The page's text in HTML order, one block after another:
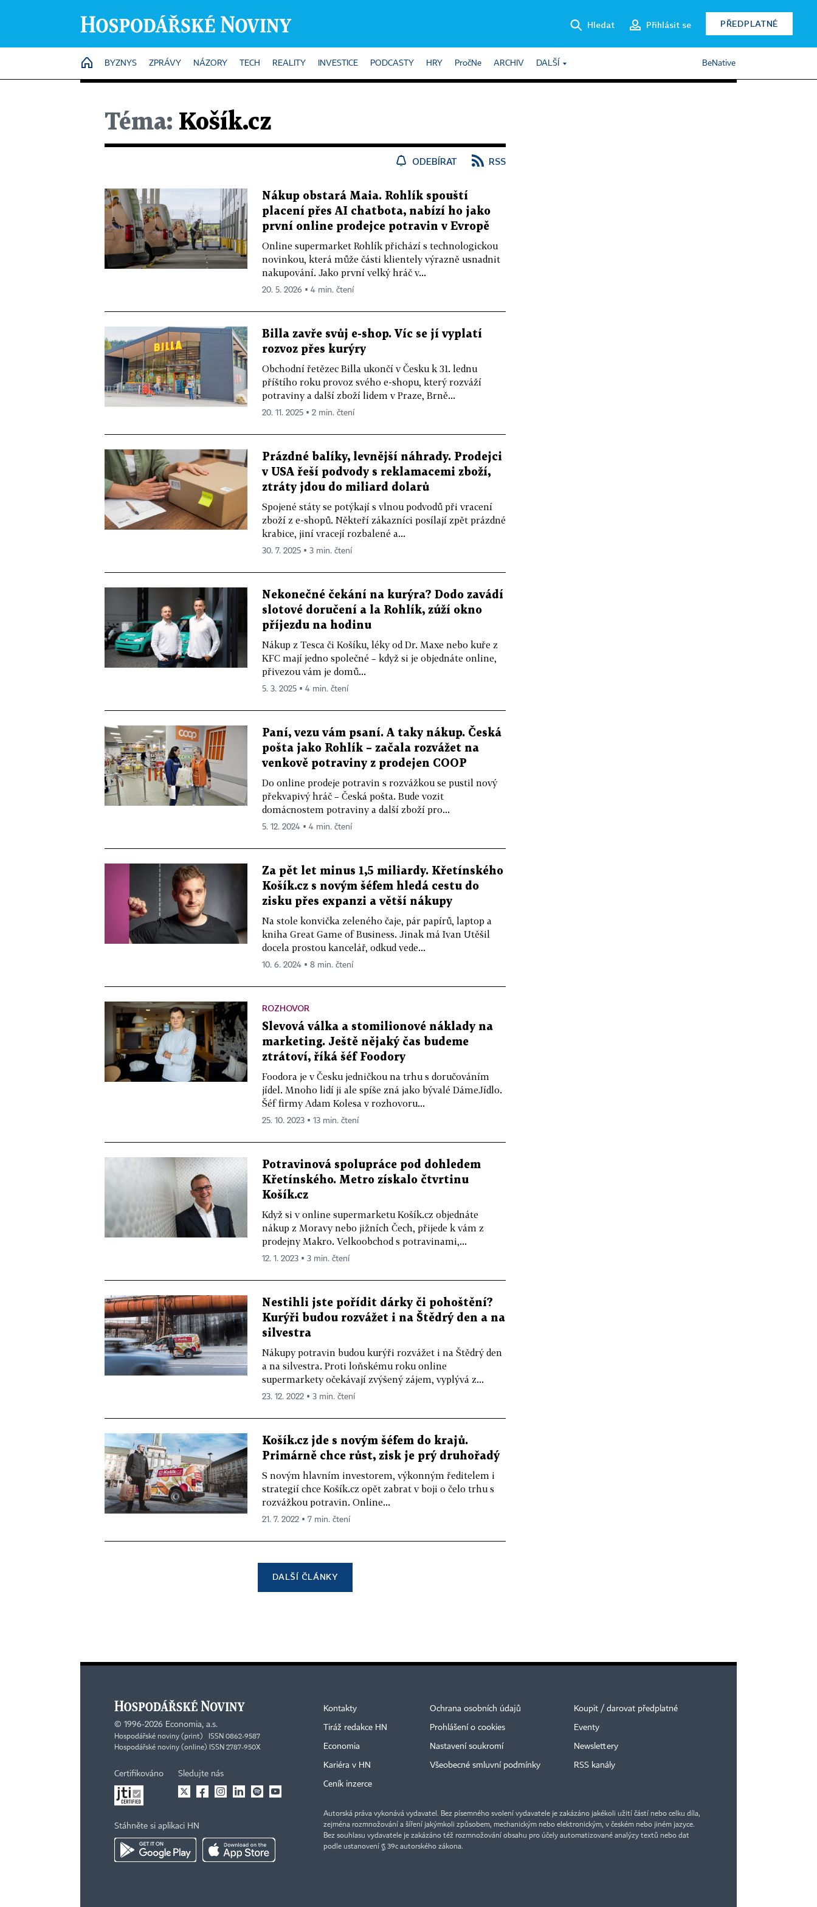
Hledat Přihlásit se PŘEDPLATNÉ
HOME
BYZNYS ZPRÁVY NÁZORY TECH REALITY INVESTICE PODCASTY HRY PročNe ARCHIV DALŠÍ BeNative
Téma: Košík.cz
ODEBÍRAT RSS
Nákup obstará Maia. Rohlík spouští
placení přes AI chatbota, nabízí ho jako
první online prodejce potravin v Evropě
Online supermarket Rohlík přichází s technologickou
novinkou, která může části klientely výrazně usnadnit
nakupování. Jako první velký hráč v...
20. 5. 2026 ▪ 4 min. čtení
Billa zavře svůj e-shop. Víc se jí vyplatí
rozvoz přes kurýry
Obchodní řetězec Billa ukončí v Česku k 31. lednu
příštího roku provoz svého e-shopu, který rozváží
potraviny a další zboží lidem v Praze, Brně...
20. 11. 2025 ▪ 2 min. čtení
Prázdné balíky, levnější náhrady. Prodejci
v USA řeší podvody s reklamacemi zboží,
ztráty jdou do miliard dolarů
Spojené státy se potýkají s vlnou podvodů při vracení
zboží z e-shopů. Někteří zákazníci posílají zpět prázdné
krabice, jiní vracejí rozbalené a...
30. 7. 2025 ▪ 3 min. čtení
Nekonečné čekání na kurýra? Dodo zavádí
slotové doručení a la Rohlík, zúží okno
příjezdu na hodinu
Nákup z Tesca či Košíku, léky od Dr. Maxe nebo kuře z
KFC mají jedno společné – když si je objednáte online,
přivezou vám je domů...
5. 3. 2025 ▪ 4 min. čtení
Paní, vezu vám psaní. A taky nákup. Česká
pošta jako Rohlík – začala rozvážet na
venkově potraviny z prodejen COOP
Do online prodeje potravin s rozvážkou se pustil nový
překvapivý hráč – Česká pošta. Bude vozit
domácnostem potraviny a další zboží pro...
5. 12. 2024 ▪ 4 min. čtení
Za pět let minus 1,5 miliardy. Křetínského
Košík.cz s novým šéfem hledá cestu do
zisku přes expanzi a větší nákupy
Na stole konvička zeleného čaje, pár papírů, laptop a
kniha Great Game of Business. Jinak má Ivan Utěšil
docela prostou kancelář, odkud vede...
10. 6. 2024 ▪ 8 min. čtení
ROZHOVOR
Slevová válka a stomilionové náklady na
marketing. Ještě nějaký čas budeme
ztrátoví, říká šéf Foodory
Foodora je v Česku jedničkou na trhu s doručováním
jídel. Mnoho lidí ji ale spíše zná jako bývalé DámeJídlo.
Šéf firmy Adam Kolesa v rozhovoru...
25. 10. 2023 ▪ 13 min. čtení
Potravinová spolupráce pod dohledem
Křetínského. Metro získalo čtvrtinu
Košík.cz
Když si v online supermarketu Košík.cz objednáte
nákup z Moravy nebo jižních Čech, přijede k vám z
prodejny Makro. Velkoobchod s potravinami,...
12. 1. 2023 ▪ 3 min. čtení
Nestihli jste pořídit dárky či pohoštění?
Kurýři budou rozvážet i na Štědrý den a na
silvestra
Nákupy potravin budou kurýři rozvážet i na Štědrý den
a na silvestra. Proti loňskému roku online
supermarkety očekávají zvýšený zájem, vyplývá z...
23. 12. 2022 ▪ 3 min. čtení
Košík.cz jde s novým šéfem do krajů.
Primárně chce růst, zisk je prý druhořadý
S novým hlavním investorem, výkonným ředitelem i
strategií chce Košík.cz opět zabrat v boji o čelo trhu s
rozvážkou potravin. Online...
21. 7. 2022 ▪ 7 min. čtení
DALŠÍ ČLÁNKY
© 1996-2026 Economia, a.s.
Hospodářské noviny (print) ISSN 0862-9587
Hospodářské noviny (online) ISSN 2787-950X
Certifikováno Sledujte nás
Stáhněte si aplikaci HN
Kontakty
Tiráž redakce HN
Economia
Kariéra v HN
Ceník inzerce
Ochrana osobních údajů
Prohlášení o cookies
Nastavení soukromí
Všeobecné smluvní podmínky
Koupit / darovat předplatné
Eventy
Newslettery
RSS kanály
Autorská práva vykonává vydavatel. Bez písemného svolení vydavatele je zakázáno jakékoli užití částí nebo celku díla,
zejména rozmnožování a šíření jakýmkoli způsobem, mechanickým nebo elektronickým, v českém nebo jiném jazyce.
Bez souhlasu vydavatele je zakázáno též rozmnožování obsahu pro účely automatizované analýzy textů nebo dat
podle ustanovení § 39c autorského zákona.